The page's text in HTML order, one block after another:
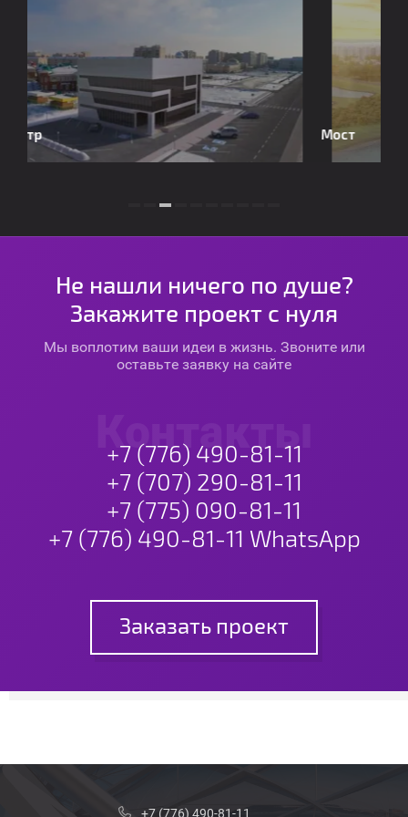
Мост
Не нашли ничего по душе?
Закажите проект с нуля
Мы воплотим ваши идеи в жизнь. Звоните или
оставьте заявку на сайте
Контакты
+7 (776) 490-81-11
+7 (707) 290-81-11
+7 (775) 090-81-11
+7 (776) 490-81-11 WhatsApp
Заказать проект
+7 (776) 490-81-11